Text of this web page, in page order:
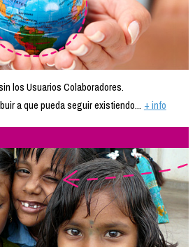
los Usuarios Colaboradores.
a que pueda seguir existiendo... + info